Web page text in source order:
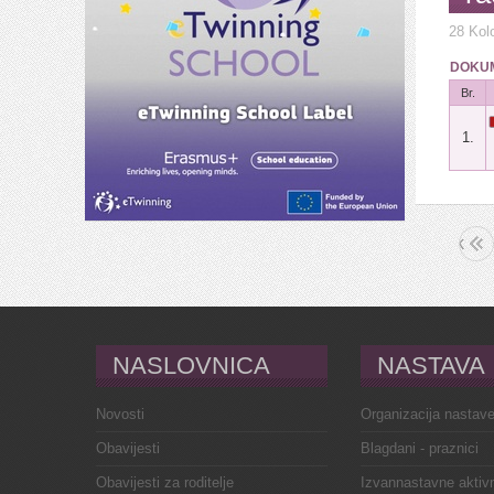
28
Br.
1.
Početak «
NASLOVNICA
Novosti
Obavijesti
Obavijesti za roditelje
NASTAVA
Organizacija nastave
Blagdani - praznici
Izvannastavne